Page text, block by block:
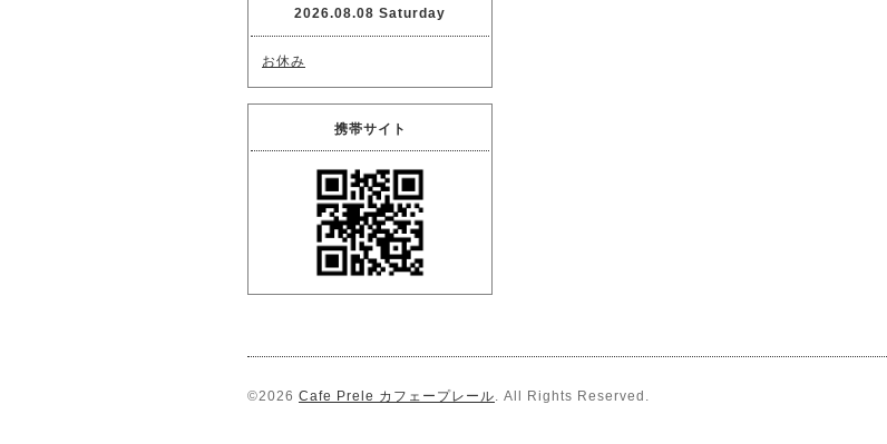
2026.08.08 Saturday
お休み
携帯サイト
©2026 Cafe Prele カフェープレール. All Rights Reserved.